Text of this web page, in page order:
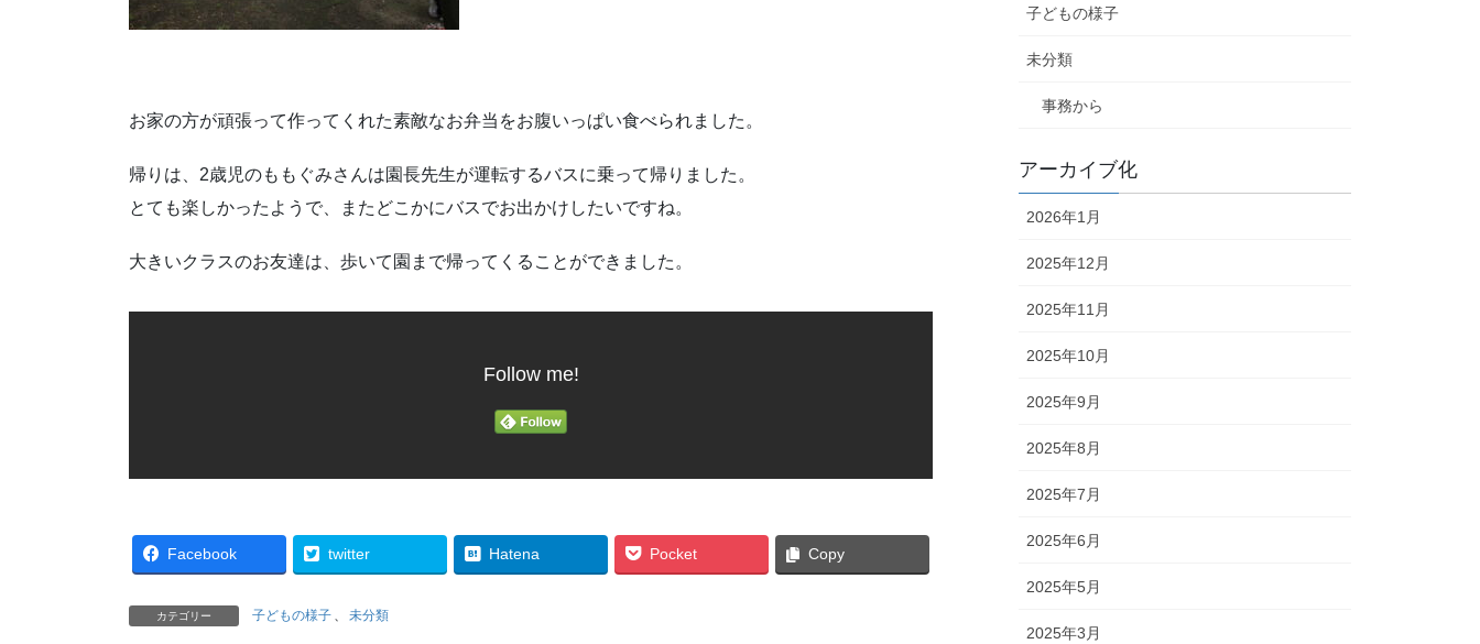
お家の方が頑張って作ってくれた素敵なお弁当をお腹いっぱい食べられました。
帰りは、2歳児のももぐみさんは園長先生が運転するバスに乗って帰りました。
とても楽しかったようで、またどこかにバスでお出かけしたいですね。
大きいクラスのお友達は、歩いて園まで帰ってくることができました。
Follow me!
Facebook twitter Hatena Pocket Copy
カテゴリー 子どもの様子 、 未分類
子どもの様子
未分類
事務から
アーカイブ化
2026年1月
2025年12月
2025年11月
2025年10月
2025年9月
2025年8月
2025年7月
2025年6月
2025年5月
2025年3月